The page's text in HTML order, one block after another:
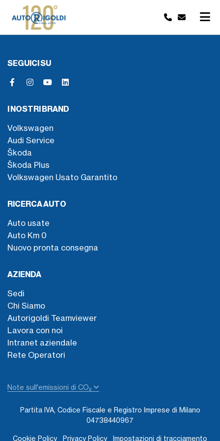
SEGUICI SU
I NOSTRI BRAND
Volkswagen
Audi Service
Škoda
Škoda Plus
Volkswagen Usato Garantito
RICERCA AUTO
Auto usate
Auto Km 0
Nuovo pronta consegna
AZIENDA
Sedi
Chi Siamo
Autorigoldi Teamviewer
Lavora con noi
Intranet aziendale
Rete Operatori
Note sull'emissioni di CO₂
Partita IVA, Codice Fiscale e Registro Imprese di Milano
04738440967
Cookie Policy Privacy Policy Impostazioni di tracciamento